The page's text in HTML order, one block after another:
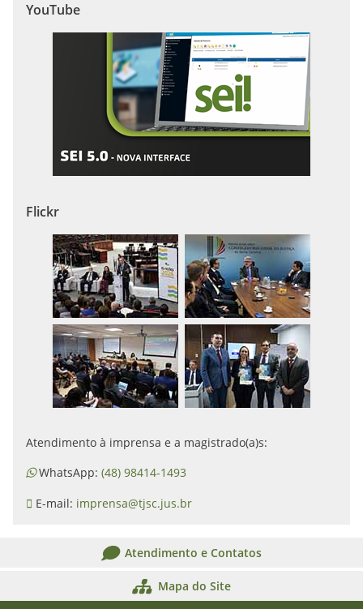
YouTube
Flickr
Atendimento à imprensa e a magistrado(a)s:
WhatsApp: (48) 98414-1493
E-mail: imprensa@tjsc.jus.br
Atendimento e Contatos
Mapa do Site